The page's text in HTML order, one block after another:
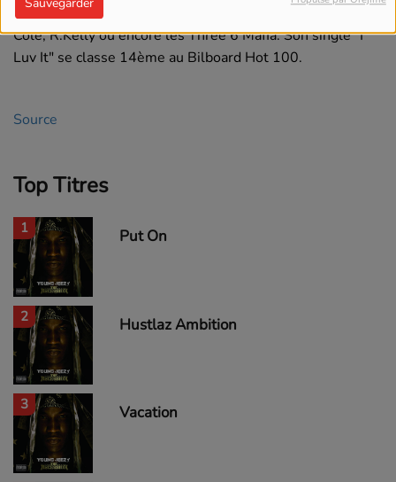
précédent, malgrè des invités de qualité : T.I., Keyshia
Cole, R.Kelly ou encore les Three 6 Mafia. Son single "I
Luv It" se classe 14ème au Bilboard Hot 100.
Source
Top Titres
1 Put On
2 Hustlaz Ambition
3 Vacation